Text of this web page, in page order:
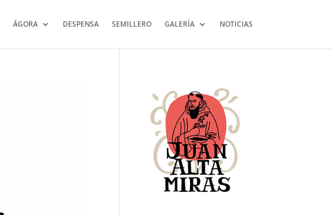
ÁGORA DESPENSA SEMILLERO GALERÍA NOTICIAS